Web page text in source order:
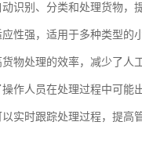
识别、分类和处理货物，
性强，适用于多种类型的
物处理的效率，减少了人
作人员在处理过程中可能
实时跟踪处理过程，提高